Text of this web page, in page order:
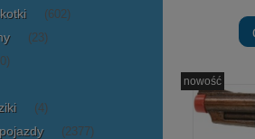
(602)
(23)
(4)
(2377)
nowość